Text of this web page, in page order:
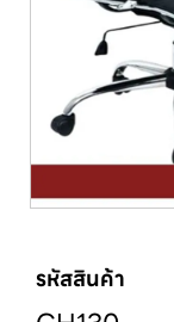
รหัสสินค้า